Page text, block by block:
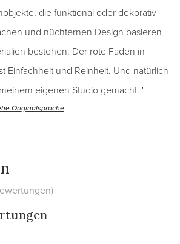
die funktional oder dekorativ
und nüchternen Design basieren
bestehen. Der rote Faden in
Einfachheit und Reinheit. Und natürlich
eigenen Studio gemacht. "
Originalsprache